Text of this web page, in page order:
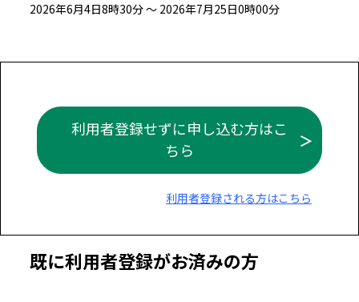
2026年6月4日8時30分 ～ 2026年7月25日0時00分
利用者登録せずに申し込む方はこ
ちら
利用者登録される方はこちら
既に利用者登録がお済みの方